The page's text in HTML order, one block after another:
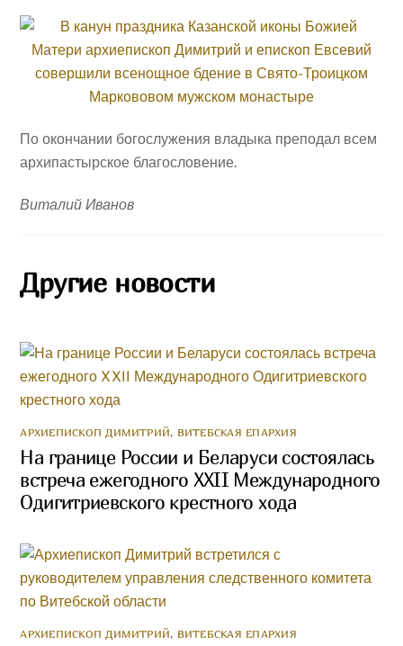
По окончании богослужения владыка преподал всем
архипастырское благословение.
Виталий Иванов
Другие новости
АРХИЕПИСКОП ДИМИТРИЙ, ВИТЕБСКАЯ ЕПАРХИЯ
На границе России и Беларуси состоялась
встреча ежегодного XXII Международного
Одигитриевского крестного хода
АРХИЕПИСКОП ДИМИТРИЙ, ВИТЕБСКАЯ ЕПАРХИЯ